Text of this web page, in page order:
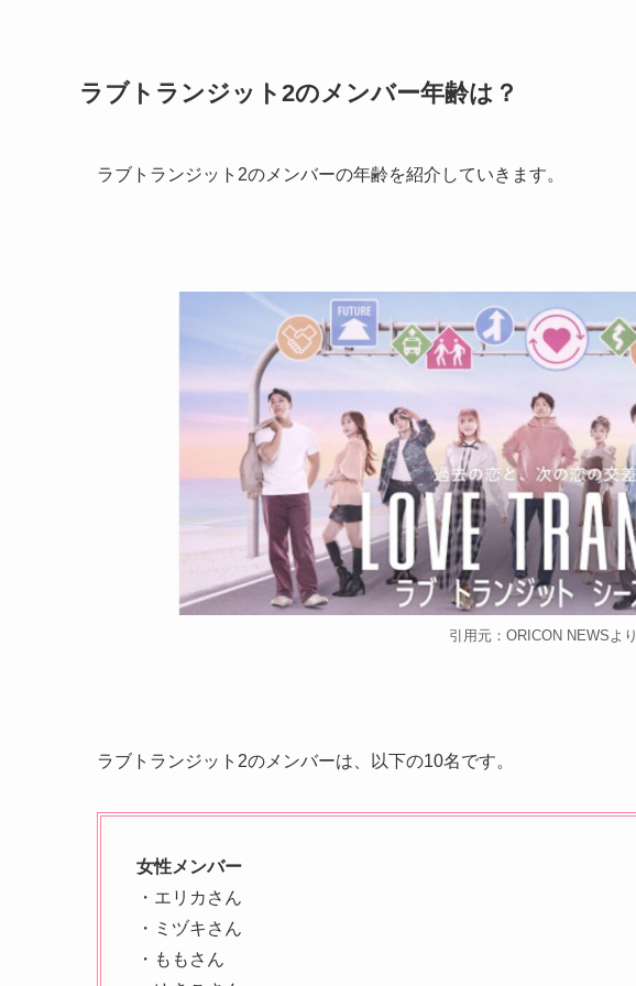
ラブトランジット2のメンバー年齢は？
ラブトランジット2のメンバーの年齢を紹介していきます。
引用元：ORICON NEWSより
ラブトランジット2のメンバーは、以下の10名です。
女性メンバー
・エリカさん
・ミヅキさん
・ももさん